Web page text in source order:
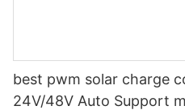
best pwm solar charge
24V/48V Auto Support